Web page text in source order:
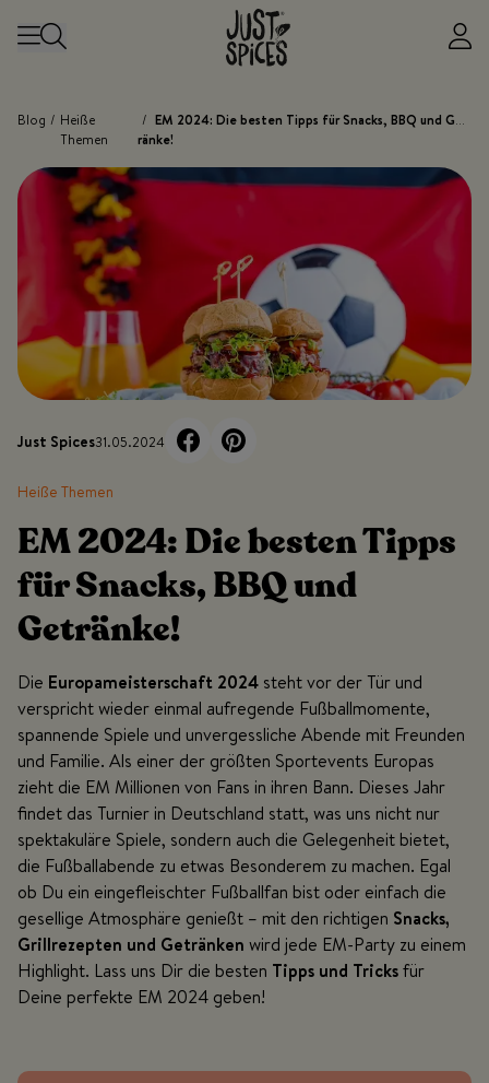
Blog / Heiße
Themen
/ EM 2024: Die besten Tipps für Snacks, BBQ und Get
ränke!
Just Spices31.05.2024
Heiße Themen
EM 2024: Die besten Tipps
für Snacks, BBQ und
Getränke!
Die Europameisterschaft 2024 steht vor der Tür und
verspricht wieder einmal aufregende Fußballmomente,
spannende Spiele und unvergessliche Abende mit Freunden
und Familie. Als einer der größten Sportevents Europas
zieht die EM Millionen von Fans in ihren Bann. Dieses Jahr
findet das Turnier in Deutschland statt, was uns nicht nur
spektakuläre Spiele, sondern auch die Gelegenheit bietet,
die Fußballabende zu etwas Besonderem zu machen. Egal
ob Du ein eingefleischter Fußballfan bist oder einfach die
gesellige Atmosphäre genießt – mit den richtigen Snacks,
Grillrezepten und Getränken wird jede EM-Party zu einem
Highlight. Lass uns Dir die besten Tipps und Tricksfür
Deine perfekte EM 2024 geben!